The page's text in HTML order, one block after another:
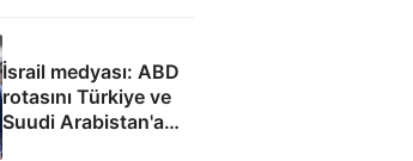
İsrail medyası: ABD
rotasını Türkiye ve
Suudi Arabistan'a
çevirdi